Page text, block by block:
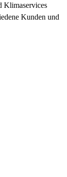
Klimaservices
Kunden und